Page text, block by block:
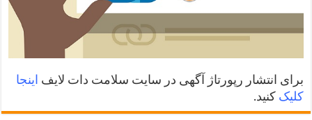
برای انتشار رپورتاژ آگهی در سایت سلامت دات لایف اینجا
کلیک کنید.